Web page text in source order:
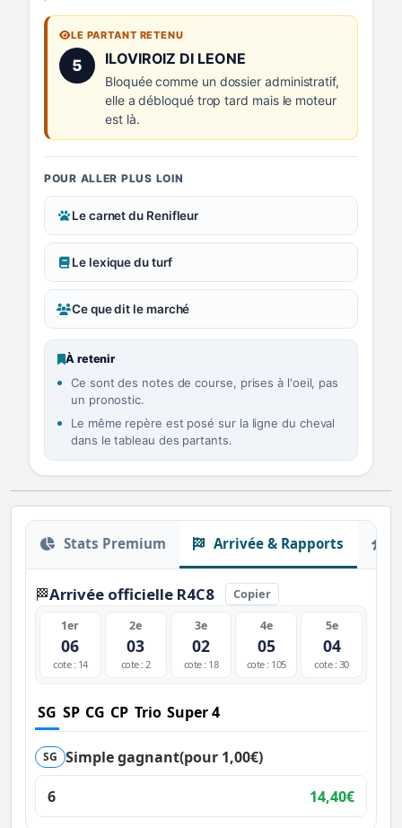
LE PARTANT RETENU
5 Numéro 5 :
ILOVIROIZ DI LEONE
Bloquée comme un dossier administratif,
elle a débloqué trop tard mais le moteur
est là.
POUR ALLER PLUS LOIN
Le carnet du Renifleur
Le lexique du turf
Ce que dit le marché
À retenir
Ce sont des notes de course, prises à l'oeil, pas
un pronostic.
Le même repère est posé sur la ligne du cheval
dans le tableau des partants.
Stats Premium Arrivée & Rapports
🏁Arrivée officielle R4C8 Copier
1er
06
cote : 14
2e
03
cote : 2
3e
02
cote : 18
4e
05
cote : 105
5e
04
cote : 30
SG SP CG CP Trio Super 4
SG Simple gagnant(pour 1,00€)
6
14,40€